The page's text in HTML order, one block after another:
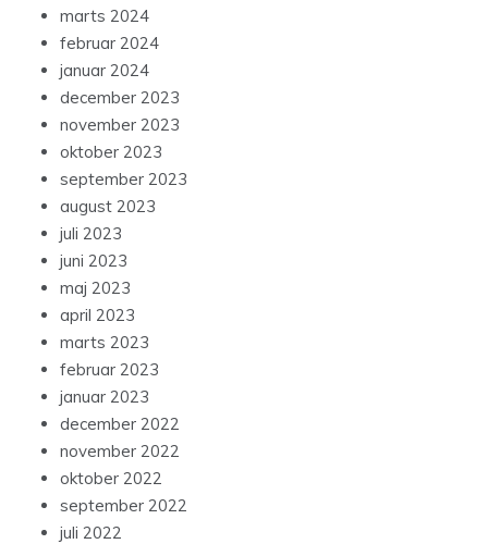
marts 2024
februar 2024
januar 2024
december 2023
november 2023
oktober 2023
september 2023
august 2023
juli 2023
juni 2023
maj 2023
april 2023
marts 2023
februar 2023
januar 2023
december 2022
november 2022
oktober 2022
september 2022
juli 2022